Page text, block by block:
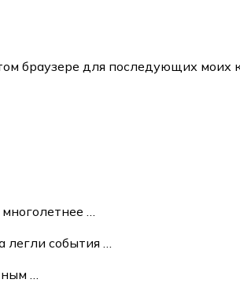
браузере для последующих моих
легли события